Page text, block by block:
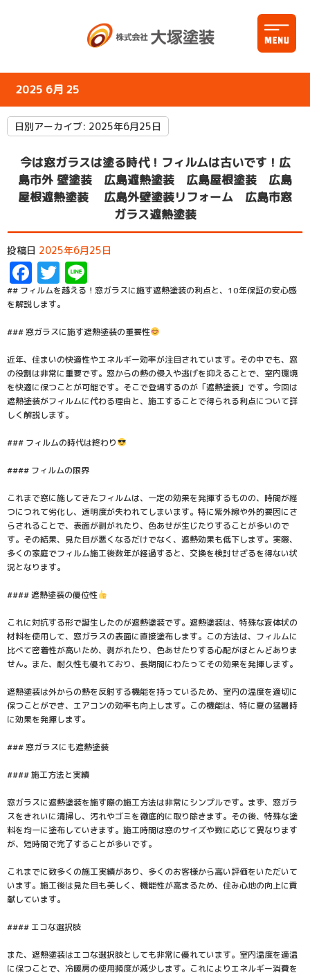
2025 6月 25
日別アーカイブ: 2025年6月25日
今は窓ガラスは塗る時代！フィルムは古いです！広
島市外 壁塗装 広島遮熱塗装 広島屋根塗装 広島
屋根遮熱塗装 広島外壁塗装リフォーム 広島市窓
ガラス遮熱塗装
投稿日 2025年6月25日
Facebook
Twitter
## フィルムを越える！窓ガラスに施す遮熱塗装の利点と、10年保証の安心感
を解説します。
### 窓ガラスに施す遮熱塗装の重要性
近年、住まいの快適性やエネルギー効率が注目されています。その中でも、窓
の役割は非常に重要です。窓からの熱の侵入や逃げを抑えることで、室内環境
を快適に保つことが可能です。そこで登場するのが「遮熱塗装」です。今回は
遮熱塗装がフィルムに代わる理由と、施工することで得られる利点について詳
しく解説します。
### フィルムの時代は終わり
#### フィルムの限界
これまで窓に施してきたフィルムは、一定の効果を発揮するものの、時間が経
つにつれて劣化し、透明度が失われてしまいます。特に紫外線や外的要因にさ
らされることで、表面が剥がれたり、色あせが生じたりすることが多いので
す。その結果、見た目が悪くなるだけでなく、遮熱効果も低下します。実際、
多くの家庭でフィルム施工後数年が経過すると、交換を検討せざるを得ない状
況となります。
#### 遮熱塗装の優位性
これに対抗する形で誕生したのが遮熱塗装です。遮熱塗装は、特殊な液体状の
材料を使用して、窓ガラスの表面に直接塗布します。この方法は、フィルムに
比べて密着性が高いため、剥がれたり、色あせたりする心配がほとんどありま
せん。また、耐久性も優れており、長期間にわたってその効果を発揮します。
遮熱塗装は外からの熱を反射する機能を持っているため、室内の温度を適切に
保つことができ、エアコンの効率も向上します。この機能は、特に夏の猛暑時
に効果を発揮します。
### 窓ガラスにも遮熱塗装
#### 施工方法と実績
窓ガラスに遮熱塗装を施す際の施工方法は非常にシンプルです。まず、窓ガラ
スをきれいに清掃し、汚れやゴミを徹底的に取り除きます。その後、特殊な塗
料を均一に塗布していきます。施工時間は窓のサイズや数に応じて異なります
が、短時間で完了することが多いです。
これまでに数多くの施工実績があり、多くのお客様から高い評価をいただいて
います。施工後は見た目も美しく、機能性が高まるため、住み心地の向上に貢
献しています。
#### エコな選択肢
また、遮熱塗装はエコな選択肢としても非常に優れています。室内温度を適温
に保つことで、冷暖房の使用頻度が減少します。これによりエネルギー消費を